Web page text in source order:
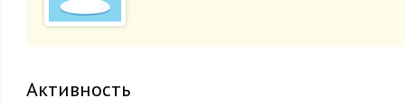
Активность